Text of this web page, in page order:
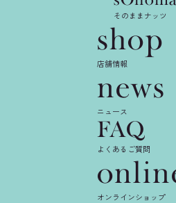
そのままナッツ
shop
店舗情報
news
ニュース
FAQ
よくあるご質問
オンラインショップ